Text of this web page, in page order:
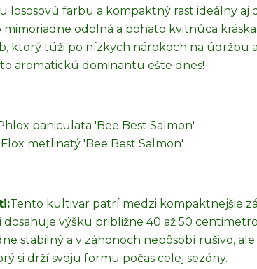
lososovú farbu a kompaktný rast ideálny aj
odolná a bohato kvitnúca
ktorý túži po nízkych nárokoch na údržbu
aromatickú dominantu ešte dnes!
paniculata 'Bee Best Salmon'
Flox metlinatý 'Bee Best Salmon'
Tento kultivar patrí medzi kompaktnejšie
výšku približne 40 až 50
stabilný a v záhonoch nepôsobí rušivo,
si drží svoju formu počas celej sezóny.